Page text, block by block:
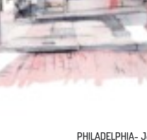
AJOUTER
PHILADELPHIA-